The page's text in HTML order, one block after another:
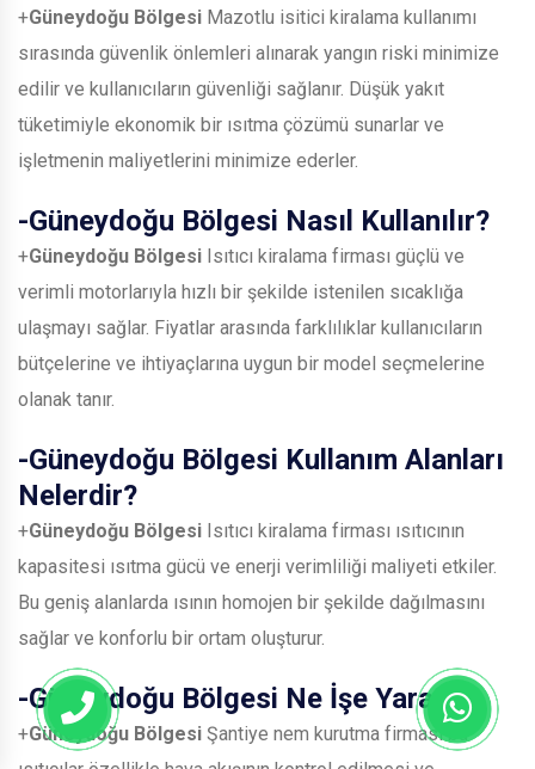
+Güneydoğu Bölgesi Mazotlu isitici kiralama kullanımı
sırasında güvenlik önlemleri alınarak yangın riski minimize
edilir ve kullanıcıların güvenliği sağlanır. Düşük yakıt
tüketimiyle ekonomik bir ısıtma çözümü sunarlar ve
işletmenin maliyetlerini minimize ederler.
-Güneydoğu Bölgesi Nasıl Kullanılır?
+Güneydoğu Bölgesi Isıtıcı kiralama firması güçlü ve
verimli motorlarıyla hızlı bir şekilde istenilen sıcaklığa
ulaşmayı sağlar. Fiyatlar arasında farklılıklar kullanıcıların
bütçelerine ve ihtiyaçlarına uygun bir model seçmelerine
olanak tanır.
-Güneydoğu Bölgesi Kullanım Alanları
Nelerdir?
+Güneydoğu Bölgesi Isıtıcı kiralama firması ısıtıcının
kapasitesi ısıtma gücü ve enerji verimliliği maliyeti etkiler.
Bu geniş alanlarda ısının homojen bir şekilde dağılmasını
sağlar ve konforlu bir ortam oluşturur.
-Güneydoğu Bölgesi Ne İşe Yarar?
+Güneydoğu Bölgesi Şantiye nem kurutma firması bu